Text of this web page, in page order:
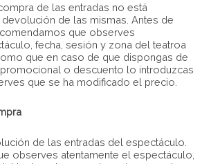
de las entradas no está
de las mismas. Antes de
que observes
fecha, sesión y zona del teatroa
que en caso de que dispongas de
o descuento lo introduzcas
que se ha modificado el precio.
de las entradas del espectáculo.
observes atentamente el espectáculo,